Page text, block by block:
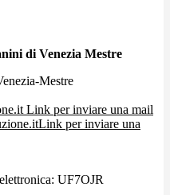
di Venezia Mestre
Mestre
Link per inviare una mail
Link per inviare una
UF7OJR